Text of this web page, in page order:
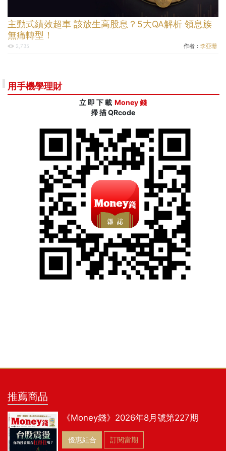
主動式績效超車 該放生高股息？5大QA解析 領息族
無痛轉型！
2,735 作者： 李亞珊
用手機學理財
立 即 下 載 Money 錢
掃 描 QRcode
推薦商品
《Money錢》2026年8月號第227期
優惠組合 訂閱當期